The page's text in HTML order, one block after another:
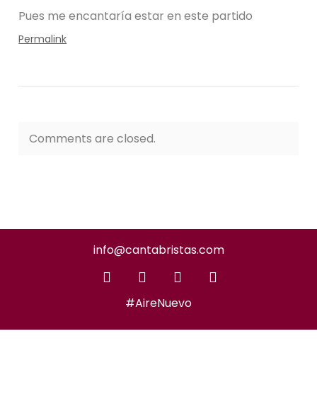
Pues me encantaría estar en este partido
Permalink
Comments are closed.
info@cantabristas.com
#AireNuevo